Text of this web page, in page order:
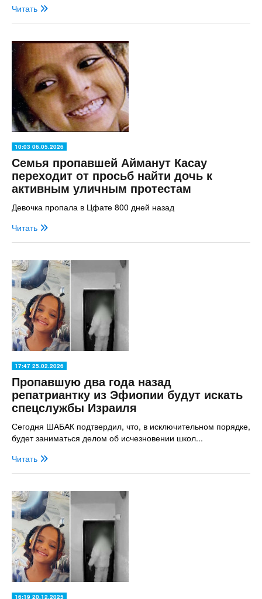
Читать
10:03 06.05.2026
Семья пропавшей Айманут Касау
переходит от просьб найти дочь к
активным уличным протестам
Девочка пропала в Цфате 800 дней назад
Читать
17:47 25.02.2026
Пропавшую два года назад
репатриантку из Эфиопии будут искать
спецслужбы Израиля
Сегодня ШАБАК подтвердил, что, в исключительном порядке,
будет заниматься делом об исчезновении школ...
Читать
16:19 20.12.2025